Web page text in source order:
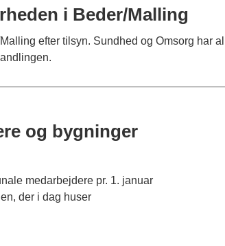
i Beder/Malling
efter tilsyn. Sundhed og Omsorg har
og bygninger
medarbejdere pr. 1. januar
der i dag huser